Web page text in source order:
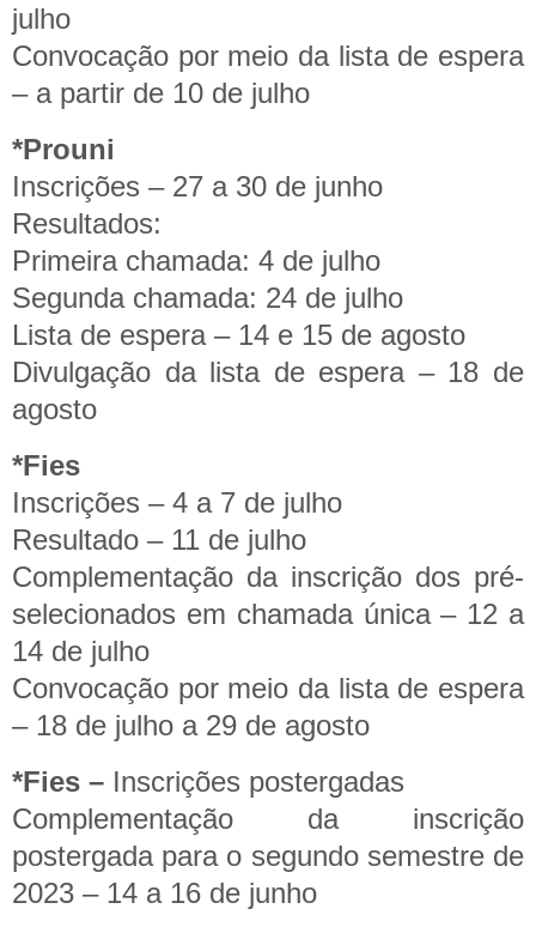
julho
Convocação por meio da lista de espera
– a partir de 10 de julho
*Prouni
Inscrições – 27 a 30 de junho
Resultados:
Primeira chamada: 4 de julho
Segunda chamada: 24 de julho
Lista de espera – 14 e 15 de agosto
Divulgação da lista de espera – 18 de
agosto
*Fies
Inscrições – 4 a 7 de julho
Resultado – 11 de julho
Complementação da inscrição dos pré-
selecionados em chamada única – 12 a
14 de julho
Convocação por meio da lista de espera
– 18 de julho a 29 de agosto
*Fies – Inscrições postergadas
Complementação da inscrição
postergada para o segundo semestre de
2023 – 14 a 16 de junho